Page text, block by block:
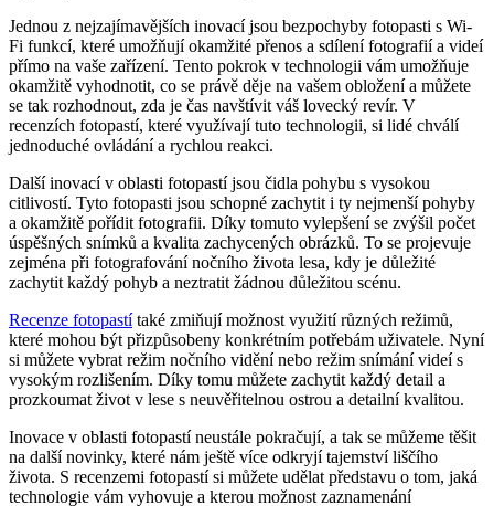
Jednou z nejzajímavějších inovací jsou bezpochyby fotopasti s Wi-
Fi funkcí, které umožňují okamžité přenos a sdílení fotografií a videí
přímo na vaše zařízení. Tento pokrok v technologii vám umožňuje
okamžitě vyhodnotit, co se právě děje na vašem obložení a můžete
se tak rozhodnout, zda je čas navštívit váš lovecký revír. V
recenzích fotopastí, které využívají tuto technologii, si lidé chválí
jednoduché ovládání a rychlou reakci.
Další inovací v oblasti fotopastí jsou čidla pohybu s vysokou
citlivostí. Tyto fotopasti jsou schopné zachytit i ty nejmenší pohyby
a okamžitě pořídit fotografii. Díky tomuto vylepšení se zvýšil počet
úspěšných snímků a kvalita zachycených obrázků. To se projevuje
zejména při fotografování nočního života lesa, kdy je důležité
zachytit každý pohyb a neztratit žádnou důležitou scénu.
Recenze fotopastítaké zmiňují možnost využití různých režimů,
které mohou být přizpůsobeny konkrétním potřebám uživatele. Nyní
si můžete vybrat režim nočního vidění nebo režim snímání videí s
vysokým rozlišením. Díky tomu můžete zachytit každý detail a
prozkoumat život v lese s neuvěřitelnou ostrou a detailní kvalitou.
Inovace v oblasti fotopastí neustále pokračují, a tak se můžeme těšit
na další novinky, které nám ještě více odkryjí tajemství liščího
života. S recenzemi fotopastí si můžete udělat představu o tom, jaká
technologie vám vyhovuje a kterou možnost zaznamenání